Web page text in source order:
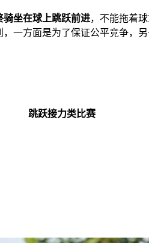
骑坐在球上跳跃前进，不能拖着
一方面是为了保证公平竞争，
跳跃接力类比赛